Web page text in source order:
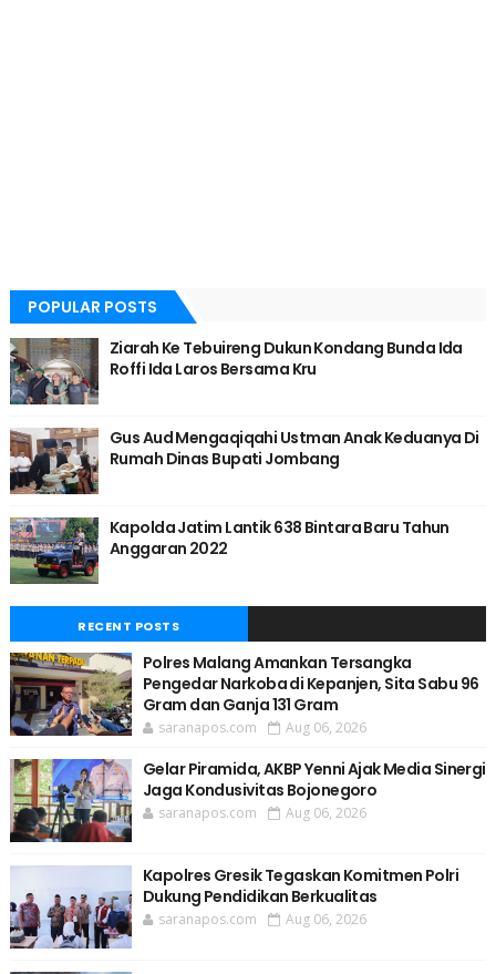
POPULAR POSTS
Ziarah Ke Tebuireng Dukun Kondang Bunda Ida
Roffi Ida Laros Bersama Kru
Gus Aud Mengaqiqahi Ustman Anak Keduanya Di
Rumah Dinas Bupati Jombang
Kapolda Jatim Lantik 638 Bintara Baru Tahun
Anggaran 2022
RECENT POSTS
Polres Malang Amankan Tersangka
Pengedar Narkoba di Kepanjen, Sita Sabu 96
Gram dan Ganja 131 Gram
saranapos.com Aug 06, 2026
Gelar Piramida, AKBP Yenni Ajak Media Sinergi
Jaga Kondusivitas Bojonegoro
saranapos.com Aug 06, 2026
Kapolres Gresik Tegaskan Komitmen Polri
Dukung Pendidikan Berkualitas
saranapos.com Aug 06, 2026